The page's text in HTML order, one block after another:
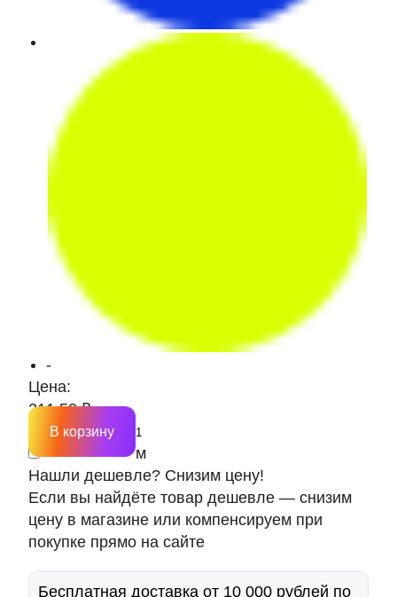
-
Цена:
211.50 ₽
м
В корзину
Нашли дешевле? Снизим цену!
Если вы найдёте товар дешевле — снизим
цену в магазине или компенсируем при
покупке прямо на сайте
Бесплатная доставка от 10 000 рублей по